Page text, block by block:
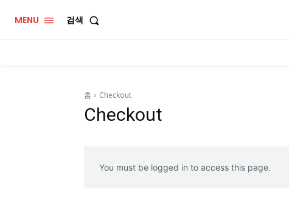
MENU 검색
홈 Checkout
Checkout
You must be logged in to access this page.